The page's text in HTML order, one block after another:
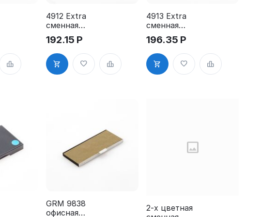
4912 Extra
сменная
штемпельная
для GRM
4912 Extra
Hummer
192.15 Р
4913 Extra
сменная
штемпельная
для GRM
4913 Extra
Hummer
196.35 Р
GRM 9838
офисная
2-х цветная